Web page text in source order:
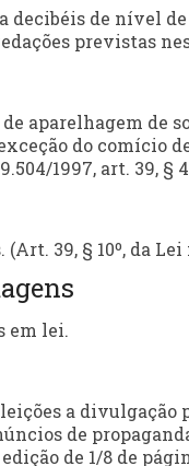
de nível
previstas
aparelhagem de
do comício
1997, art. 39, §
39, § 10º, da Lei
em lei.
a divulgação
de
de 1/8 de